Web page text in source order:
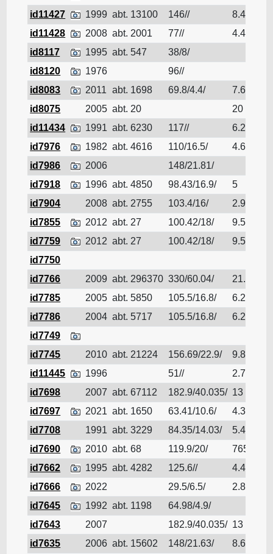
id11427
1999 abt. 13100 146// 8.4
id11428
2008 abt. 2001 77// 4.4
id8117
1995 abt. 547 38/8/
id8120
1976 96//
id8083
2011 abt. 1698 69.8/4.4/ 7.65
id8075
2005 abt. 20 20
id11434
1991 abt. 6230 117// 6.2
id7976
1982 abt. 4616 110/16.5/ 4.6
id7986
2006 148/21.81/
id7918
1996 abt. 4850 98.43/16.9/ 5
id7904
2008 abt. 2755 103.4/16/ 2.9
id7855
2012 abt. 27 100.42/18/ 9.5
id7759
2012 abt. 27 100.42/18/ 9.5
id7750
id7766
2009 abt. 296370 330/60.04/ 21.5
id7785
2005 abt. 5850 105.5/16.8/ 6.29
id7786
2004 abt. 5717 105.5/16.8/ 6.29
id7749
id7745
2010 abt. 21224 156.69/22.9/ 9.815
id11445
1996 51// 2.7
id7698
2007 abt. 67112 182.9/40.035/ 13
id7697
2021 abt. 1650 63.41/10.6/ 4.3
id7708
1991 abt. 3229 84.35/14.03/ 5.42
id7690
2010 abt. 68 119.9/20/ 7656
id7662
1995 abt. 4282 125.6// 4.42
id7666
2022 29.5/6.5/ 2.8
id7645
1992 abt. 1198 64.98/4.9/
id7643
2007 182.9/40.035/ 13
id7635
2006 abt. 15602 148/21.63/ 8.6